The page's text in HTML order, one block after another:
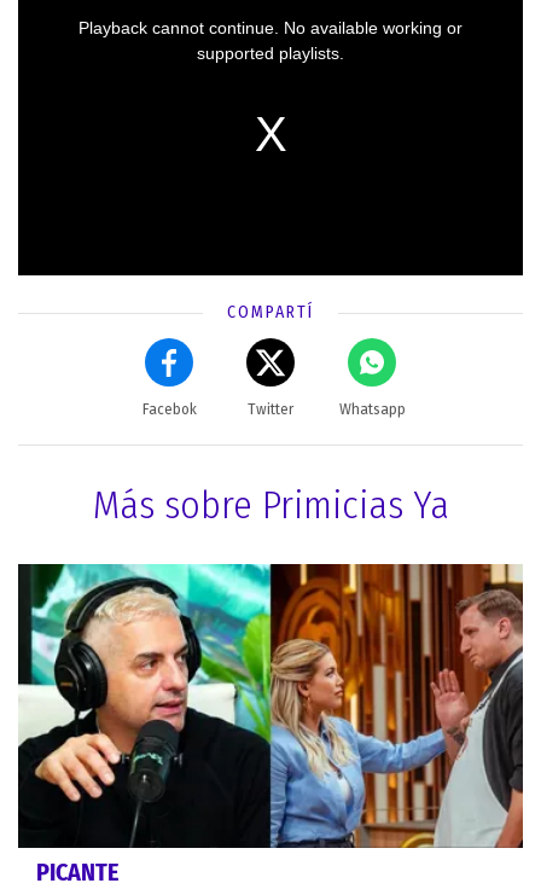
COMPARTÍ
Facebok Twitter Whatsapp
Más sobre Primicias Ya
PICANTE